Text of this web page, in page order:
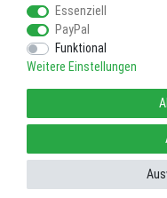
Impressum
Widerrufs­recht
Essenziell
PayPal
Funktional
Weitere Einstellungen